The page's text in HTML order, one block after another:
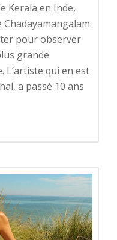
Kerala en Inde,
pour observer
grande
L’artiste qui en est
a passé 10 ans